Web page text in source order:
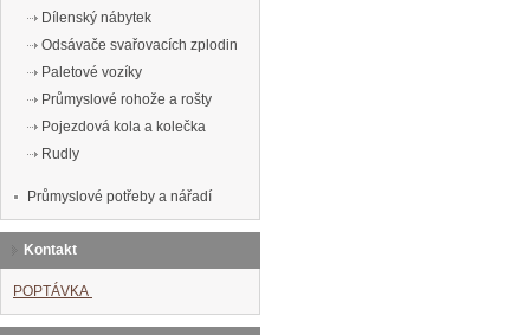
Dílenský nábytek
Odsávače svařovacích zplodin
Paletové vozíky
Průmyslové rohože a rošty
Pojezdová kola a kolečka
Rudly
Průmyslové potřeby a nářadí
Kontakt
POPTÁVKA